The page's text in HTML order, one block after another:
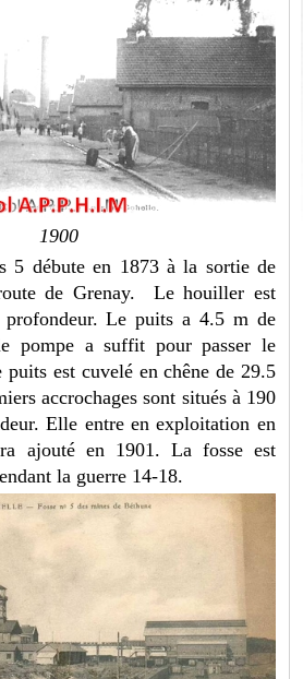
1900
5 débute en 1873 à la sortie de
de Grenay. Le houiller est
Le puits a 4.5 m de
pompe a suffit pour passer le
puits est cuvelé en chêne de 29.5
accrochages sont situés à 190
Elle entre en exploitation en
ajouté en 1901. La fosse est
la guerre 14-18.